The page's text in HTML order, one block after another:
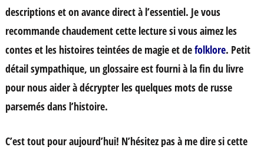
descriptions et on avance direct à l’essentiel. Je vous
recommande chaudement cette lecture si vous aimez les
contes et les histoires teintées de magie et defolklore. Petit
détail sympathique, un glossaire est fourni à la fin du livre
pour nous aider à décrypter les quelques mots de russe
parsemés dans l’histoire.
C’est tout pour aujourd’hui! N’hésitez pas à me dire si cette